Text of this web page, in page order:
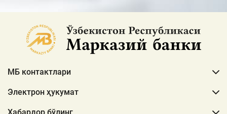
МБ контактлари
Электрон ҳукумат